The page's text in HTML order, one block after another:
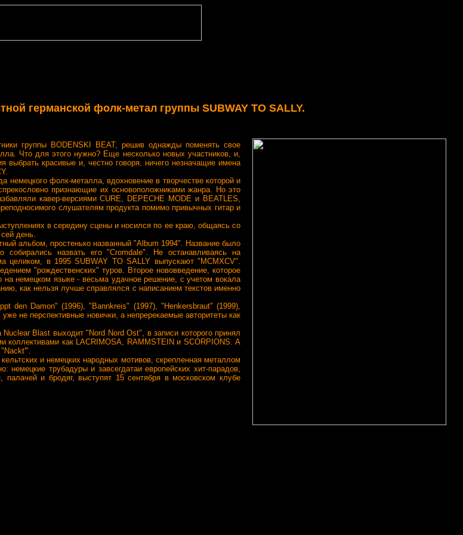
германской фолк-метал группы SUBWAY TO SALLY.
группы BODENSKI BEAT, решив однажды поменять свое
Что для этого нужно? Еще несколько новых участников, и,
красивые и, честно говоря, ничего незначащие имена
фолк-металла, вдохновение в творчестве которой и
признающие их основоположниками жанра. Но это
кавер-версиями CURE, DEPECHE MODE и BEATLES,
слушателям продукта помимо привычных гитар и
в середину сцены и носился по ее краю, общаясь со
день.
альбом, простенько названный "Album 1994". Название было
назвать его "Cromdale". Не останавливаясь на
целиком, в 1995 SUBWAY TO SALLY выпускают "MCMXCV".
"рождественских" туров. Второе нововведение, которое
немецком языке - весьма удачное решение, с учетом вокала
как нельзя лучше справлялся с написанием текстов именно
Damon" (1996), "Bannkreis" (1997), "Henkersbraut" (1999),
не перспективные новички, а непререкаемые авторитеты как
Blast выходит "Nord Nord Ost", в записи которого принял
коллективами как LACRIMOSA, RAMMSTEIN и SCORPIONS. А
и немецких народных мотивов, скрепленная металлом
трубадуры и завсегдатаи европейских хит-парадов,
и бродяг, выступят 15 сентября в московском клубе